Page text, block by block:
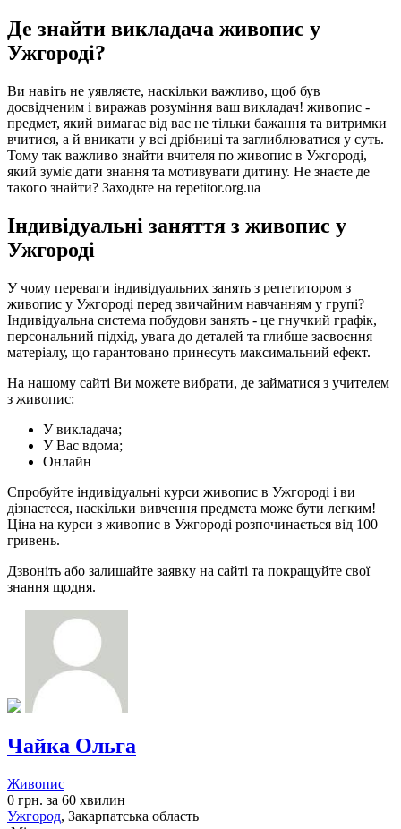
Де знайти викладача живопис у
Ужгороді?
Ви навіть не уявляєте, наскільки важливо, щоб був
досвідченим і виражав розуміння ваш викладач! живопис -
предмет, який вимагає від вас не тільки бажання та витримки
вчитися, а й вникати у всі дрібниці та заглиблюватися у суть.
Тому так важливо знайти вчителя по живопис в Ужгороді,
який зуміє дати знання та мотивувати дитину. Не знаєте де
такого знайти? Заходьте на repetitor.org.ua
Індивідуальні заняття з живопис у
Ужгороді
У чому переваги індивідуальних занять з репетитором з
живопис у Ужгороді перед звичайним навчанням у групі?
Індивідуальна система побудови занять - це гнучкий графік,
персональний підхід, увага до деталей та глибше засвоєння
матеріалу, що гарантовано принесуть максимальний ефект.
На нашому сайті Ви можете вибрати, де займатися з учителем
з живопис:
У викладача;
У Вас вдома;
Онлайн
Спробуйте індивідуальні курси живопис в Ужгороді і ви
дізнаєтеся, наскільки вивчення предмета може бути легким!
Ціна на курси з живопис в Ужгороді розпочинається від 100
гривень.
Дзвоніть або залишайте заявку на сайті та покращуйте свої
знання щодня.
Чайка Ольга
Живопис
0 грн. за 60 хвилин
Ужгород, Закарпатська область